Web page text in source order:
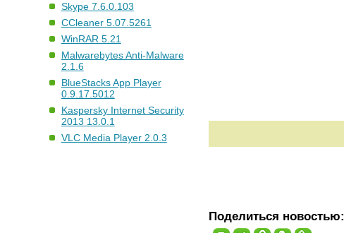
Skype 7.6.0.103
CCleaner 5.07.5261
WinRAR 5.21
Malwarebytes Anti-Malware
2.1.6
BlueStacks App Player
0.9.17.5012
Kaspersky Internet Security
2013 13.0.1
VLC Media Player 2.0.3
Поделиться новостью: